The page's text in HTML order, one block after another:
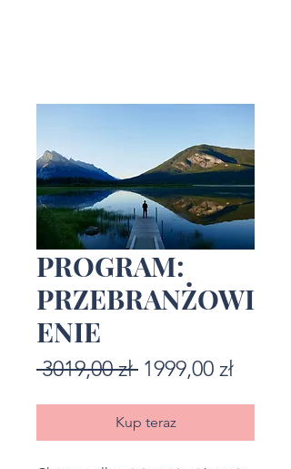
PROGRAM:
PRZEBRANŻOWI
ENIE
3019,00 zł Regularna
1999,00 złCena
Kup teraz